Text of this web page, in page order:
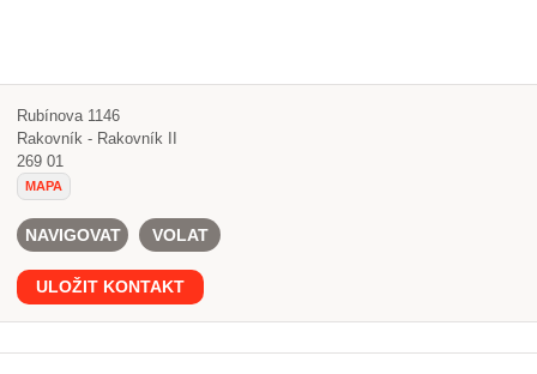
Rubínova 1146
Rakovník - Rakovník II
269 01
MAPA
NAVIGOVAT VOLAT
ULOŽIT KONTAKT